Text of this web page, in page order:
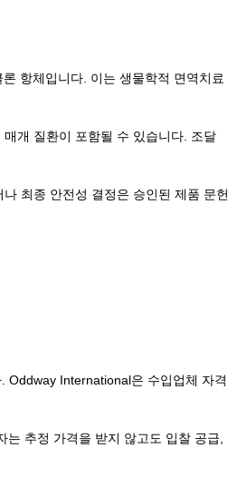
항체입니다. 이는 생물학적 면역치료
개 질환이 포함될 수 있습니다. 조달
최종 안전성 결정은 승인된 제품 문헌
International은 수입업체 자격,
추정 가격을 받지 않고도 입찰 공급,